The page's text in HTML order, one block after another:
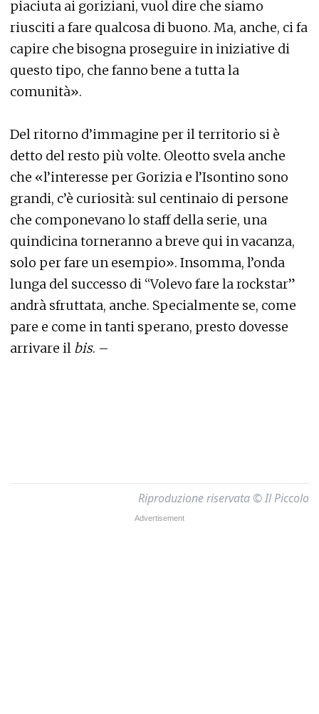
piaciuta ai goriziani, vuol dire che siamo
riusciti a fare qualcosa di buono. Ma, anche, ci fa
capire che bisogna proseguire in iniziative di
questo tipo, che fanno bene a tutta la
comunità».
Del ritorno d’immagine per il territorio si è
detto del resto più volte. Oleotto svela anche
che «l’interesse per Gorizia e l’Isontino sono
grandi, c’è curiosità: sul centinaio di persone
che componevano lo staff della serie, una
quindicina torneranno a breve qui in vacanza,
solo per fare un esempio». Insomma, l’onda
lunga del successo di “Volevo fare la rockstar”
andrà sfruttata, anche. Specialmente se, come
pare e come in tanti sperano, presto dovesse
arrivare il bis. –
Riproduzione riservata © Il Piccolo